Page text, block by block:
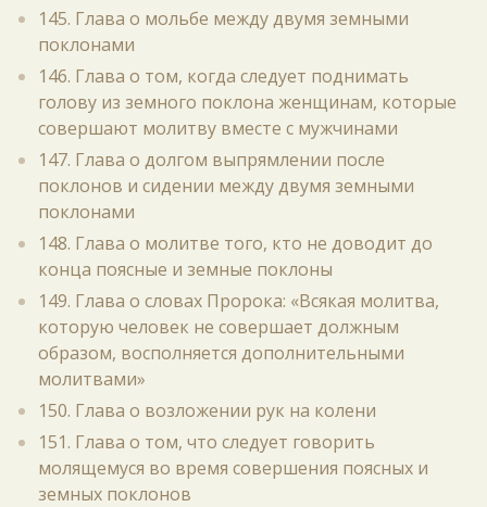
145. Глава о мольбе между двумя земными
поклонами
146. Глава о том, когда следует поднимать
голову из земного поклона женщинам, которые
совершают молитву вместе с мужчинами
147. Глава о долгом выпрямлении после
поклонов и сидении между двумя земными
поклонами
148. Глава о молитве того, кто не доводит до
конца поясные и земные поклоны
149. Глава о словах Пророка: «Всякая молитва,
которую человек не совершает должным
образом, восполняется дополнительными
молитвами»
150. Глава о возложении рук на колени
151. Глава о том, что следует говорить
молящемуся во время совершения поясных и
земных поклонов